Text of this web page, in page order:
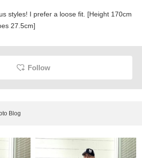
styles! I prefer a loose fit. [Height 170cm
27.5cm]
Follow
Blog